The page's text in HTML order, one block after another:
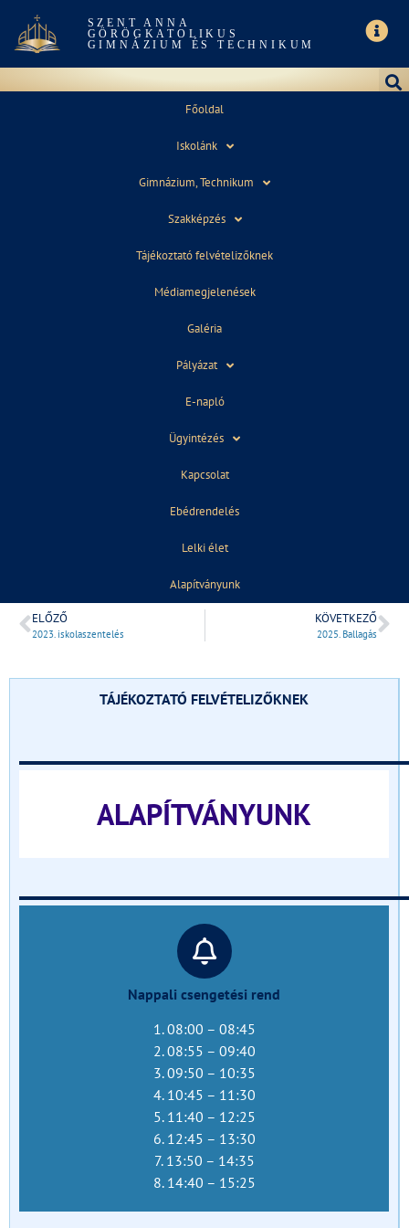
SZENT ANNA
GÖRÖGKATOLIKUS
GIMNÁZIUM ÉS TECHNIKUM
Főoldal
Iskolánk
Gimnázium, Technikum
Szakképzés
Tájékoztató felvételizőknek
Médiamegjelenések
Galéria
Pályázat
E-napló
Ügyintézés
Kapcsolat
Ebédrendelés
Lelki élet
Alapítványunk
A
ELŐZŐ
2023. iskolaszentelés
KÖVETKEZŐ
2025. Ballagás
TÁJÉKOZTATÓ FELVÉTELIZŐKNEK
ALAPÍTVÁNYUNK
Nappali csengetési rend
1. 08:00 – 08:45
2. 08:55 – 09:40
3. 09:50 – 10:35
4. 10:45 – 11:30
5. 11:40 – 12:25
6. 12:45 – 13:30
7. 13:50 – 14:35
8. 14:40 – 15:25